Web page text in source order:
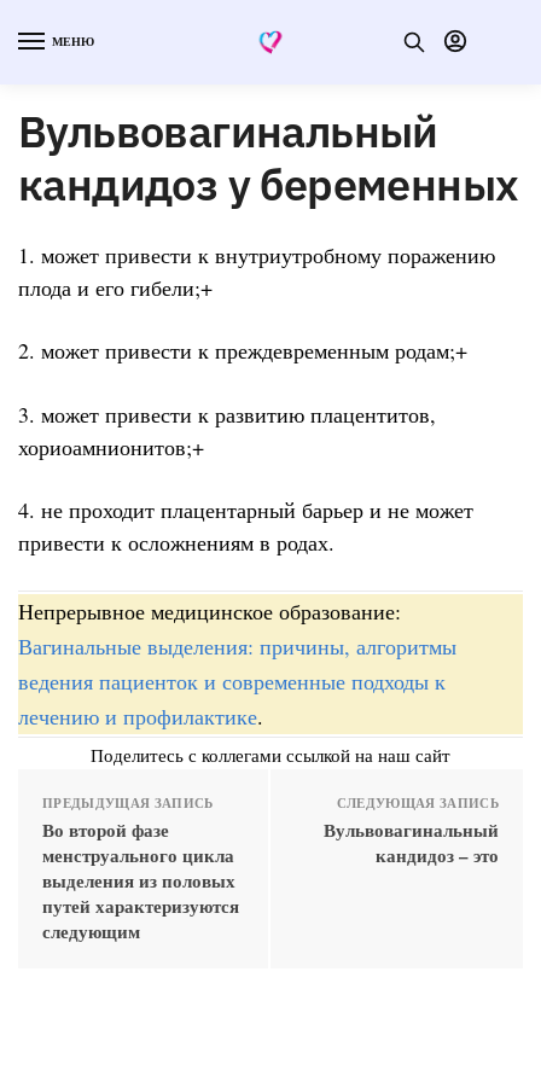
МЕНЮ
Вульвовагинальный
кандидоз у беременных
1. может привести к внутриутробному поражению
плода и его гибели;+
2. может привести к преждевременным родам;+
3. может привести к развитию плацентитов,
хориоамнионитов;+
4. не проходит плацентарный барьер и не может
привести к осложнениям в родах.
Непрерывное медицинское образование:
Вагинальные выделения: причины, алгоритмы
ведения пациенток и современные подходы к
лечению и профилактике.
Поделитесь с коллегами ссылкой на наш сайт
ПРЕДЫДУЩАЯ ЗАПИСЬ
Во второй фазе
менструального цикла
выделения из половых
путей характеризуются
следующим
СЛЕДУЮЩАЯ ЗАПИСЬ
Вульвовагинальный
кандидоз – это